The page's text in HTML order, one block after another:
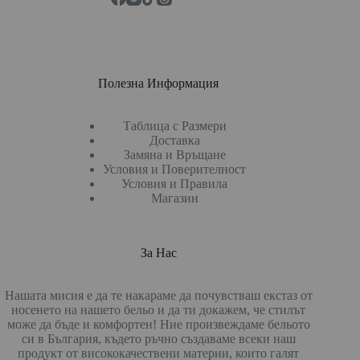
Полезна Информация
Таблица с Размери
Доставка
Замяна и Връщане
Условия и Поверителност
Условия и Правила
Магазин
За Нас
Нашата мисия е да те накараме да почувстваш екстаз от
носенето на нашето бельо и да ти докажем, че стилът
може да бъде и комфортен! Ние произвеждаме бельото
си в България, където ръчно създаваме всеки наш
продукт от висококачествени материи, които галят